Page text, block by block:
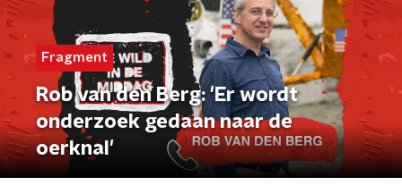
Fragment
Rob van den Berg: 'Er wordt
onderzoek gedaan naar de
oerknal'